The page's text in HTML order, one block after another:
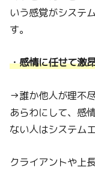
いう感覚がシステ
す。
・感情に任せて激
→誰か他人が理不
あらわにして、感
ない人はシステム
クライアントや上